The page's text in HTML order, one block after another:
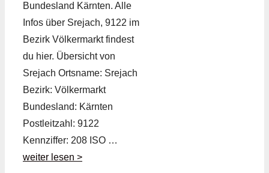
Bundesland Kärnten. Alle
Infos über Srejach, 9122 im
Bezirk Völkermarkt findest
du hier. Übersicht von
Srejach Ortsname: Srejach
Bezirk: Völkermarkt
Bundesland: Kärnten
Postleitzahl: 9122
Kennziffer: 208 ISO …
weiter lesen >